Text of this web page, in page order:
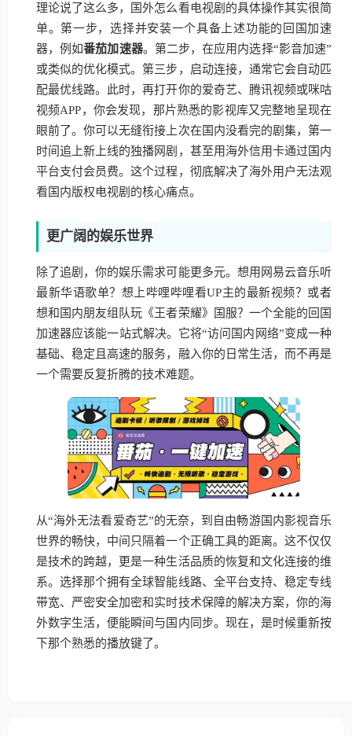
理论说了这么多，国外怎么看电视剧的具体操作其实很简
单。第一步，选择并安装一个具备上述功能的回国加速
器，例如番茄加速器。第二步，在应用内选择“影音加速”
或类似的优化模式。第三步，启动连接，通常它会自动匹
配最优线路。此时，再打开你的爱奇艺、腾讯视频或咪咕
视频APP，你会发现，那片熟悉的影视库又完整地呈现在
眼前了。你可以无缝衔接上次在国内没看完的剧集，第一
时间追上新上线的独播网剧，甚至用海外信用卡通过国内
平台支付会员费。这个过程，彻底解决了海外用户无法观
看国内版权电视剧的核心痛点。
更广阔的娱乐世界
除了追剧，你的娱乐需求可能更多元。想用网易云音乐听
最新华语歌单？想上哔哩哔哩看UP主的最新视频？或者
想和国内朋友组队玩《王者荣耀》国服？一个全能的回国
加速器应该能一站式解决。它将“访问国内网络”变成一种
基础、稳定且高速的服务，融入你的日常生活，而不再是
一个需要反复折腾的技术难题。
从“海外无法看爱奇艺”的无奈，到自由畅游国内影视音乐
世界的畅快，中间只隔着一个正确工具的距离。这不仅仅
是技术的跨越，更是一种生活品质的恢复和文化连接的维
系。选择那个拥有全球智能线路、全平台支持、稳定专线
带宽、严密安全加密和实时技术保障的解决方案，你的海
外数字生活，便能瞬间与国内同步。现在，是时候重新按
下那个熟悉的播放键了。